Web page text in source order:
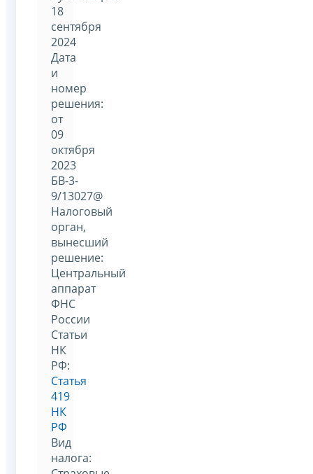
18
сентября
2024
Дата
и
номер
решения:
от
09
октября
2023
БВ-3-
9/13027@
Налоговый
орган,
вынесший
решение:
Центральный
аппарат
ФНС
России
Статьи
НК
РФ:
Статья
419
НК
РФ
Вид
налога: